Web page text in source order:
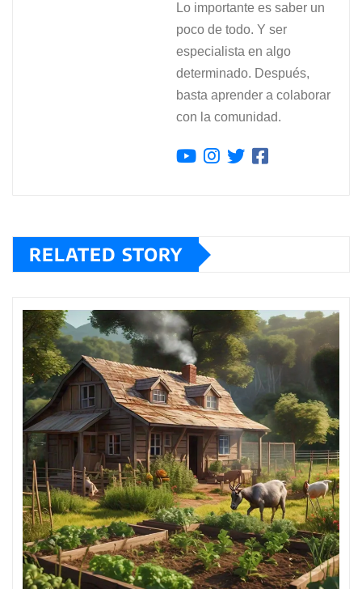
Lo importante es saber un
poco de todo. Y ser
especialista en algo
determinado. Después,
basta aprender a colaborar
con la comunidad.
RELATED STORY